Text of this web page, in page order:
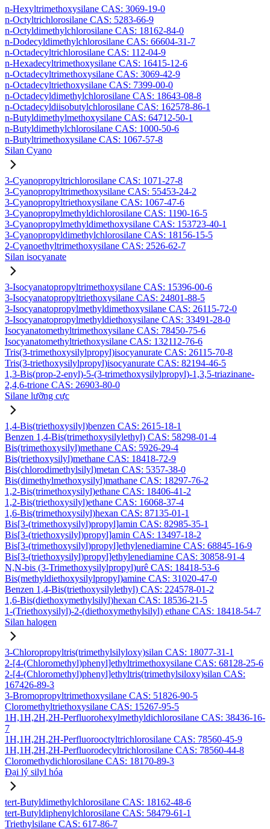
n-Hexyltrimethoxysilane CAS: 3069-19-0
n-Octyltrichlorosilane CAS: 5283-66-9
n-Octyldimethylchlorosilane CAS: 18162-84-0
n-Dodecyldimethylchlorosilane CAS: 66604-31-7
n-Octadecyltrichlorosilane CAS: 112-04-9
n-Hexadecyltrimethoxysilane CAS: 16415-12-6
n-Octadecyltrimethoxysilane CAS: 3069-42-9
n-Octadecyltriethoxysilane CAS: 7399-00-0
n-Octadecyldimethylchlorosilane CAS: 18643-08-8
n-Octadecyldiisobutylchlorosilane CAS: 162578-86-1
n-Butyldimethylmethoxysilane CAS: 64712-50-1
n-Butyldimethylchlorosilane CAS: 1000-50-6
n-Butyltrimethoxysilane CAS: 1067-57-8
Silan Cyano
3-Cyanopropyltrichlorosilane CAS: 1071-27-8
3-Cyanopropyltrimethoxysilane CAS: 55453-24-2
3-Cyanopropyltriethoxysilane CAS: 1067-47-6
3-Cyanopropylmethyldichlorosilane CAS: 1190-16-5
3-Cyanopropylmethyldimethoxysilane CAS: 153723-40-1
3-Cyanopropyldimethylchlorosilane CAS: 18156-15-5
2-Cyanoethyltrimethoxysilane CAS: 2526-62-7
Silan isocyanate
3-Isocyanatopropyltrimethoxysilane CAS: 15396-00-6
3-Isocyanatopropyltriethoxysilane CAS: 24801-88-5
3-Isocyanatopropylmethyldimethoxysilane CAS: 26115-72-0
3-Isocyanatopropylmethyldiethoxysilane CAS: 33491-28-0
Isocyanatomethyltrimethoxysilane CAS: 78450-75-6
Isocyanatomethyltriethoxysilane CAS: 132112-76-6
Tris(3-trimethoxysilylpropyl)isocyanurate CAS: 26115-70-8
Tris(3-triethoxysilylpropyl)isocyanurate CAS: 82194-46-5
1,3-Bis(prop-2-enyl)-5-(3-trimethoxysilylpropyl)-1,3,5-triazinane-
2,4,6-trione CAS: 26903-80-0
Silane lưỡng cực
1,4-Bis(triethoxysilyl)benzen CAS: 2615-18-1
Benzen 1,4-Bis(trimethoxysilylethyl) CAS: 58298-01-4
Bis(trimethoxysilyl)methane CAS: 5926-29-4
Bis(triethoxysilyl)methane CAS: 18418-72-9
Bis(chlorodimethylsilyl)metan CAS: 5357-38-0
Bis(dimethylmethoxysilyl)mathane CAS: 18297-76-2
1,2-Bis(trimethoxysilyl)ethane CAS: 18406-41-2
1,2-Bis(triethoxysilyl)ethane CAS: 16068-37-4
1,6-Bis(trimethoxysilyl)hexan CAS: 87135-01-1
Bis[3-(trimethoxysilyl)propyl]amin CAS: 82985-35-1
Bis[3-(triethoxysilyl)propyl]amin CAS: 13497-18-2
Bis[3-(trimethoxysilyl)propyl]ethylenediamine CAS: 68845-16-9
Bis[3-(triethoxysilyl)propyl]ethylenediamine CAS: 30858-91-4
N,N-bis (3-Trimethoxysilylpropyl)urê CAS: 18418-53-6
Bis(methyldiethoxysilylpropyl)amine CAS: 31020-47-0
Benzen 1,4-Bis(triethoxysilylethyl) CAS: 224578-01-2
1,6-Bis(diethoxymethylsilyl)hexan CAS: 18536-21-5
1-(Triethoxysilyl)-2-(diethoxymethylsilyl) ethane CAS: 18418-54-7
Silan halogen
3-Chloropropyltris(trimethylsilyloxy)silan CAS: 18077-31-1
2-[4-(Chloromethyl)phenyl]ethyltrimethoxysilane CAS: 68128-25-6
2-[4-(Chloromethyl)phenyl]ethyltris(trimethylsiloxy)silan CAS:
167426-89-3
3-Bromopropyltrimethoxysilane CAS: 51826-90-5
Cloromethyltriethoxysilane CAS: 15267-95-5
1H,1H,2H,2H-Perfluorohexylmethyldichlorosilane CAS: 38436-16-
7
1H,1H,2H,2H-Perfluorooctyltrichlorosilane CAS: 78560-45-9
1H,1H,2H,2H-Perfluorodecyltrichlorosilane CAS: 78560-44-8
Cloromethydichlorosilane CAS: 18170-89-3
Đại lý silyl hóa
tert-Butyldimethylchlorosilane CAS: 18162-48-6
tert-Butyldiphenylchlorosilane CAS: 58479-61-1
Triethylsilane CAS: 617-86-7